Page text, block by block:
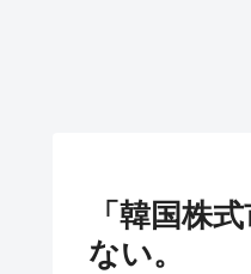
「韓国株
ない。